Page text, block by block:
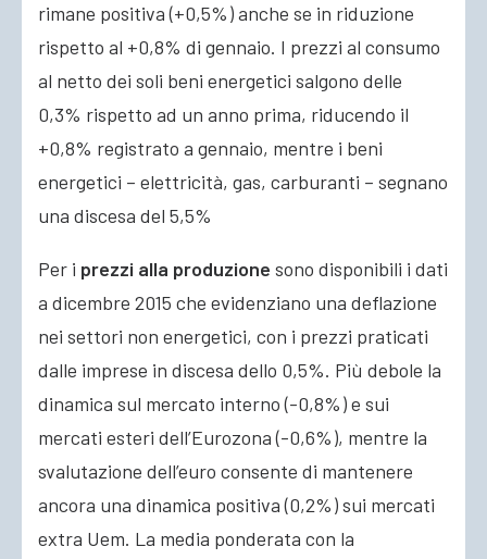
rimane positiva (+0,5%) anche se in riduzione
rispetto al +0,8% di gennaio. I prezzi al consumo
al netto dei soli beni energetici salgono delle
0,3% rispetto ad un anno prima, riducendo il
+0,8% registrato a gennaio, mentre i beni
energetici – elettricità, gas, carburanti – segnano
una discesa del 5,5%
Per i prezzi alla produzione sono disponibili i dati
a dicembre 2015 che evidenziano una deflazione
nei settori non energetici, con i prezzi praticati
dalle imprese in discesa dello 0,5%. Più debole la
dinamica sul mercato interno (-0,8%) e sui
mercati esteri dell’Eurozona (-0,6%), mentre la
svalutazione dell’euro consente di mantenere
ancora una dinamica positiva (0,2%) sui mercati
extra Uem. La media ponderata con la